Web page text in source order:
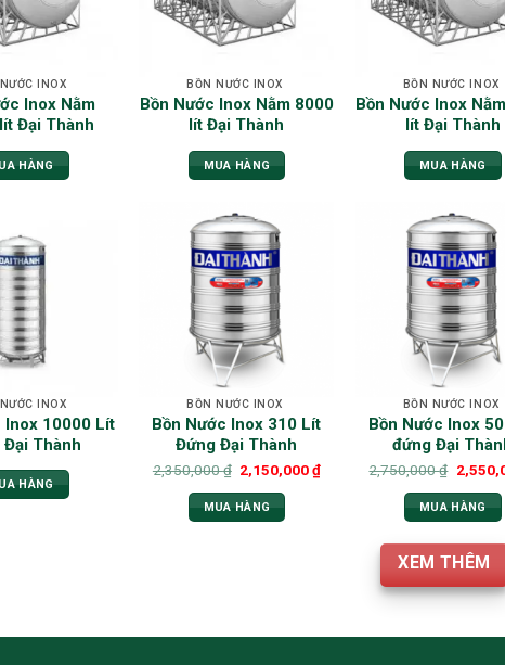
INOX
Inox Nằm
Đại Thành
HÀNG
BỒN NƯỚC INOX
Bồn Nước Inox Nằm 8000
lít Đại Thành
MUA HÀNG
BỒN NƯỚC INOX
Bồn Nước Inox
lít Đại Thành
MUA HÀNG
INOX
Inox 10000 Lít
Thành
HÀNG
BỒN NƯỚC INOX
Bồn Nước Inox 310 Lít
Đứng Đại Thành
2,350,000₫ 2,150,000₫
MUA HÀNG
BỒN NƯỚC INOX
Bồn Nước Inox
đứng Đại
2,750,000₫
MUA HÀNG
XEM THÊM